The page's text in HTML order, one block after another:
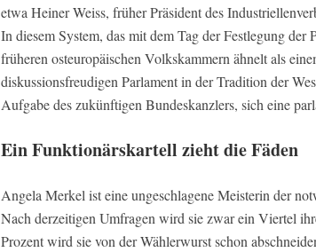
etwa Heiner Weiss, früher Präsident des
In diesem System, das mit dem Tag der Festlegung der
früheren osteuropäischen Volkskammern ähnelt als
diskussionsfreudigen Parlament in der Tradition der
Aufgabe des zukünftigen Bundeskanzlers, sich eine
Ein Funktionärskartell zieht die Fäden
Angela Merkel ist eine ungeschlagene Meisterin der
Nach derzeitigen Umfragen wird sie zwar ein Viertel
Prozent wird sie von der Wählerwurst schon